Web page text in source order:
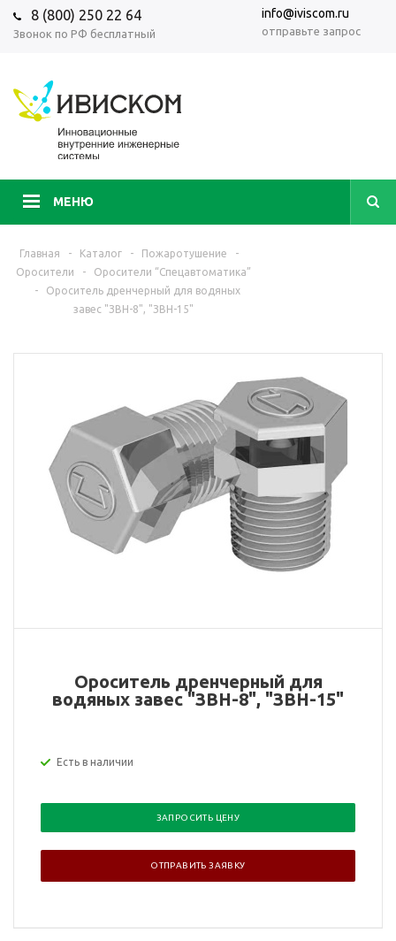
8 (800) 250 22 64
Звонок по РФ бесплатный
info@iviscom.ru
отправьте запрос
МЕНЮ
Главная - Каталог - Пожаротушение
-
Оросители
-
Оросители “Спецавтоматика”
-
Ороситель дренчерный для водяных
завес "ЗВН-8", "ЗВН-15"
Ороситель дренчерный для
водяных завес "ЗВН-8", "ЗВН-15"
Есть в наличии
ЗАПРОСИТЬ ЦЕНУ
ОТПРАВИТЬ ЗАЯВКУ